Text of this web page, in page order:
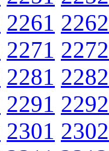
2261 2262
2271 2272
2281 2282
2291 2292
2301 2302